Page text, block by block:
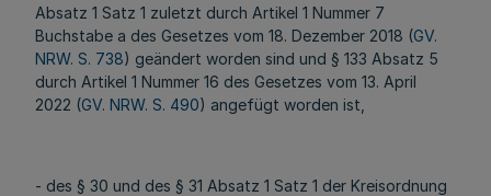
Absatz 1 Satz 1 zuletzt durch Artikel 1 Nummer 7
Buchstabe a des Gesetzes vom 18. Dezember 2018 (GV.
NRW. S. 738) geändert worden sind und § 133 Absatz 5
durch Artikel 1 Nummer 16 des Gesetzes vom 13. April
2022 (GV. NRW. S. 490) angefügt worden ist,
- des § 30 und des § 31 Absatz 1 Satz 1 der Kreisordnung